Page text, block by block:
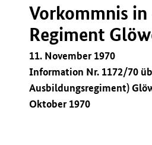
Vorkommnis in
Regiment
11. November 1970
Information Nr. 1172/70
Ausbildungsregiment)
Oktober 1970